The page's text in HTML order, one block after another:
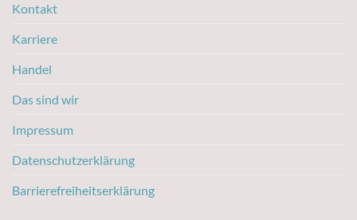
Kontakt
Karriere
Handel
Das sind wir
Impressum
Datenschutzerklärung
Barrierefreiheitserklärung